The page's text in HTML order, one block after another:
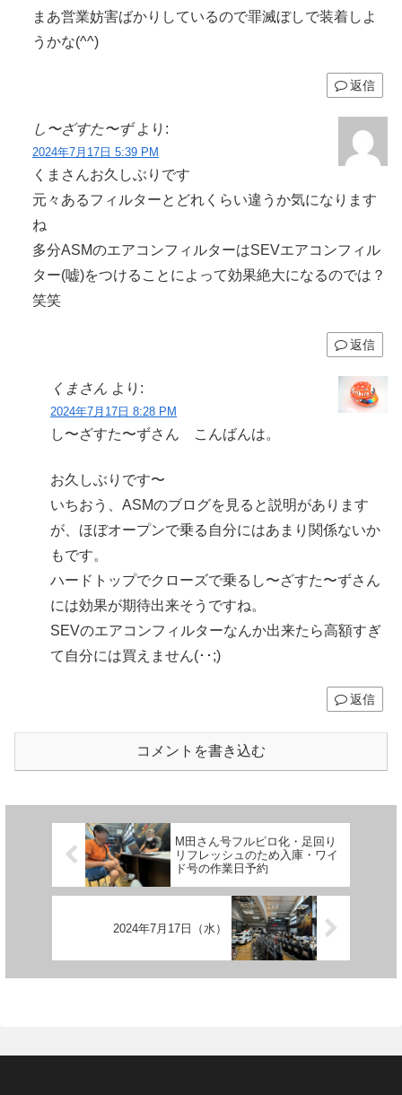
まあ営業妨害ばかりしているので罪滅ぼしで装着しよ
うかな(^^)
返信
し〜ざすた〜ず より:
2024年7月17日 5:39 PM
くまさんお久しぶりです
元々あるフィルターとどれくらい違うか気になります
ね
多分ASMのエアコンフィルターはSEVエアコンフィル
ター(嘘)をつけることによって効果絶大になるのでは？
笑笑
返信
くまさん より:
2024年7月17日 8:28 PM
し〜ざすた〜ずさん こんばんは。
お久しぶりです〜
いちおう、ASMのブログを見ると説明があります
が、ほぼオープンで乗る自分にはあまり関係ないか
もです。
ハードトップでクローズで乗るし〜ざすた〜ずさん
には効果が期待出来そうですね。
SEVのエアコンフィルターなんか出来たら高額すぎ
て自分には買えません(･･;)
返信
コメントを書き込む
M田さん号フルピロ化・足回り
リフレッシュのため入庫・ワイ
ド号の作業日予約
2024年7月17日（水）